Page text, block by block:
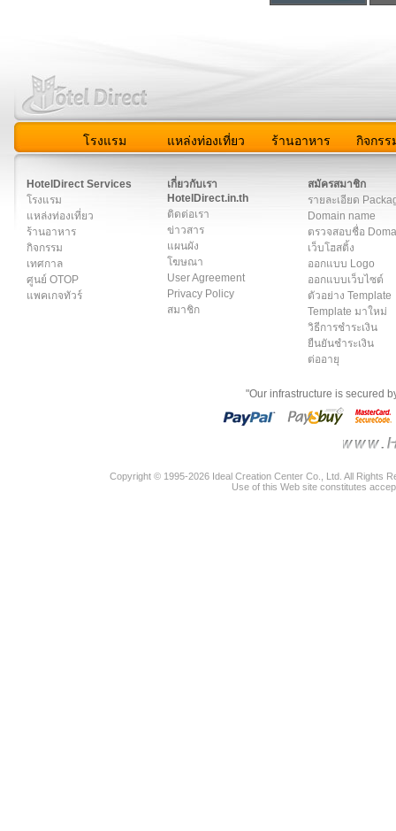
โรงแรม แหล่งท่องเที่ยว ร้านอาหาร กิจกรร
HotelDirect Services
โรงแรม
แหล่งท่องเที่ยว
ร้านอาหาร
กิจกรรม
เทศกาล
ศูนย์ OTOP
แพคเกจทัวร์
เกี่ยวกับเรา
HotelDirect.in.th
ติดต่อเรา
ข่าวสาร
แผนผัง
โฆษณา
User Agreement
Privacy Policy
สมาชิก
สมัครสมาชิก
รายละเอียด
Domain name
ตรวจสอบชื่อ
เว็บโฮสติ้ง
ออกแบบ Logo
ออกแบบเว็บไซต์
ตัวอย่าง Template
Template มาใหม่
วิธีการชำระเงิน
ยืนยันชำระเงิน
ต่ออายุ
"Our infrastructure is secured
Copyright © 1995-2026 Ideal Creation Center Co., Ltd. All Rights
Use of this Web site constitutes